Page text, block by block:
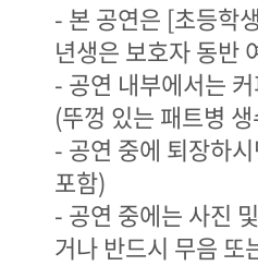
- 본 공연은 [초등학
년생은 보호자 동반
- 공연 내부에서는
(뚜껑 있는 패트병
- 공연 중에 퇴장하
포함)
- 공연 중에는 사진
거나 반드시 무음 또